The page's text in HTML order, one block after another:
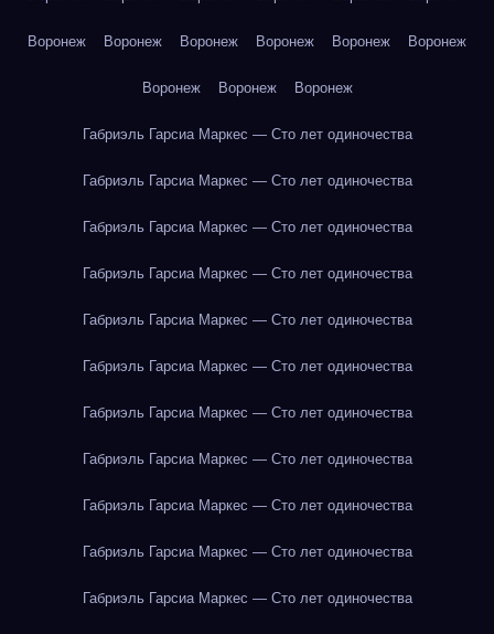
Воронеж Воронеж Воронеж Воронеж Воронеж Воронеж
Воронеж Воронеж Воронеж
Габриэль Гарсиа Маркес — Сто лет одиночества
Габриэль Гарсиа Маркес — Сто лет одиночества
Габриэль Гарсиа Маркес — Сто лет одиночества
Габриэль Гарсиа Маркес — Сто лет одиночества
Габриэль Гарсиа Маркес — Сто лет одиночества
Габриэль Гарсиа Маркес — Сто лет одиночества
Габриэль Гарсиа Маркес — Сто лет одиночества
Габриэль Гарсиа Маркес — Сто лет одиночества
Габриэль Гарсиа Маркес — Сто лет одиночества
Габриэль Гарсиа Маркес — Сто лет одиночества
Габриэль Гарсиа Маркес — Сто лет одиночества